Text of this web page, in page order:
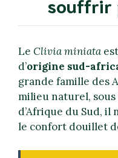
souffrir
Le Clivia miniata
d’origine sud-
grande famille des
milieu naturel,
d’Afrique du Sud, il
le confort douillet